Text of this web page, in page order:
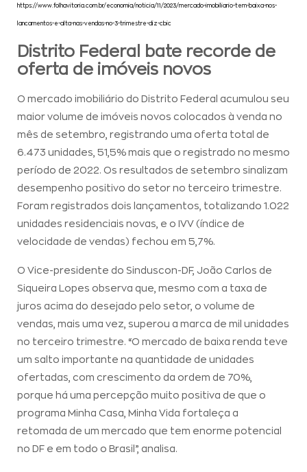
https://www.folhavitoria.com.br/economia/noticia/11/2023/mercado-imobiliario-tem-baixa-nos-
lancamentos-e-alta-nas-vendas-no-3-trimestre-diz-cbic
Distrito Federal bate recorde de
oferta de imóveis novos
O mercado imobiliário do Distrito Federal acumulou seu
maior volume de imóveis novos colocados à venda no
mês de setembro, registrando uma oferta total de
6.473 unidades, 51,5% mais que o registrado no mesmo
período de 2022. Os resultados de setembro sinalizam
desempenho positivo do setor no terceiro trimestre.
Foram registrados dois lançamentos, totalizando 1.022
unidades residenciais novas, e o IVV (índice de
velocidade de vendas) fechou em 5,7%.
O Vice-presidente do Sinduscon-DF, João Carlos de
Siqueira Lopes observa que, mesmo com a taxa de
juros acima do desejado pelo setor, o volume de
vendas, mais uma vez, superou a marca de mil unidades
no terceiro trimestre. “O mercado de baixa renda teve
um salto importante na quantidade de unidades
ofertadas, com crescimento da ordem de 70%,
porque há uma percepção muito positiva de que o
programa Minha Casa, Minha Vida fortaleça a
retomada de um mercado que tem enorme potencial
no DF e em todo o Brasil”, analisa.